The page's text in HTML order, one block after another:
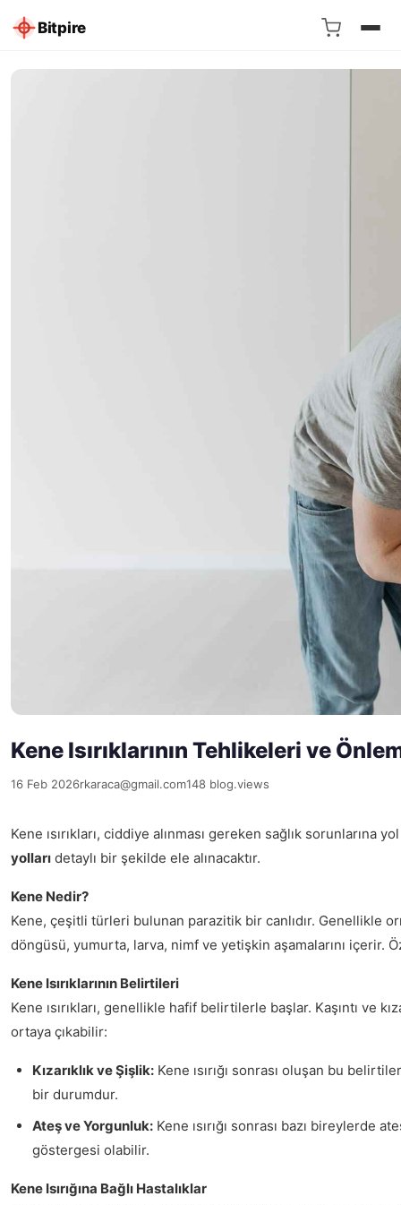
Bitpire
Kene Isırıklarının Tehlikeleri ve
16 Feb 2026rkaraca@gmail.com148 blog.views
Kene ısırıkları, ciddiye alınması gereken sağlık sorunlarına
yolları detaylı bir şekilde ele alınacaktır.
Kene Nedir?
Kene, çeşitli türleri bulunan parazitik bir canlıdır. Genellikle
döngüsü, yumurta, larva, nimf ve yetişkin aşamalarını içerir.
Kene Isırıklarının Belirtileri
Kene ısırıkları, genellikle hafif belirtilerle başlar. Kaşıntı ve
ortaya çıkabilir:
Kızarıklık ve Şişlik: Kene ısırığı sonrası oluşan bu
bir durumdur.
Ateş ve Yorgunluk: Kene ısırığı sonrası bazı
göstergesi olabilir.
Kene Isırığına Bağlı Hastalıklar